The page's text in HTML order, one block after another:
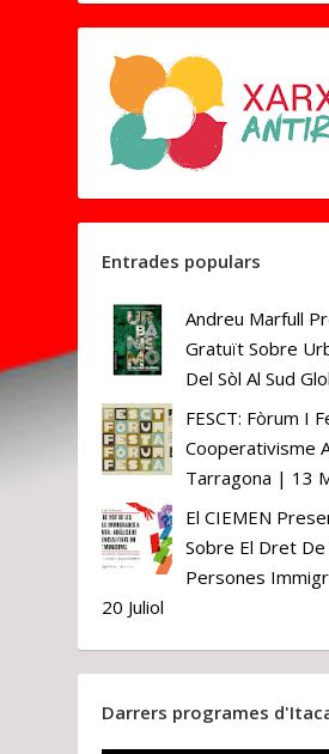
Entrades populars
Andreu Marfull
Gratuït Sobre
Del Sòl Al Sud
FESCT: Fòrum I
Cooperativisme
Tarragona | 13
El CIEMEN
Sobre El Dret
Persones
20 Juliol
Darrers programes